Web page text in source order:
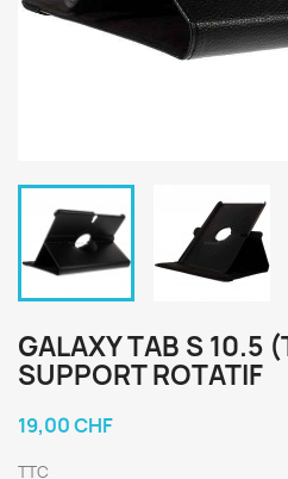
GALAXY TAB S 10.5
SUPPORT ROTATIF
19,00 CHF
TTC